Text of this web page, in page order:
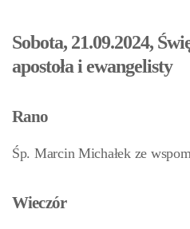
Sobota, 21.09.2024,
apostoła i ewangelisty
Rano
Śp. Marcin Michałek ze
Wieczór